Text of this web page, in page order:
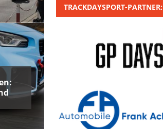
TRACKDAYSPORT-PARTNER: